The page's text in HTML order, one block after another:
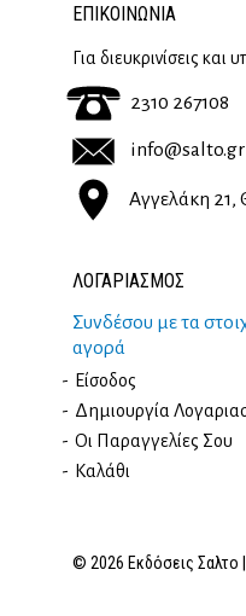
ΕΠΙΚΟΙΝΩΝΊΑ
Για διευκρινίσεις
2310 267108
info@salto.gr
Αγγελάκη 21,
ΛΟΓΑΡΙΑΣΜΟΣ
Συνδέσου με τα
αγορά
Είσοδος
Δημιουργία
Οι Παραγγελίες Σου
Καλάθι
© 2026 Εκδόσεις Σαλτο